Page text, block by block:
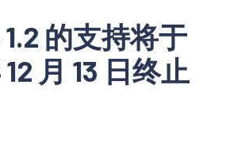
的支持将于
月 13 日终止